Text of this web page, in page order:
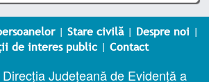
| Stare civilă| Despre noi|
de interes public| Contact
Județeană de Evidență a